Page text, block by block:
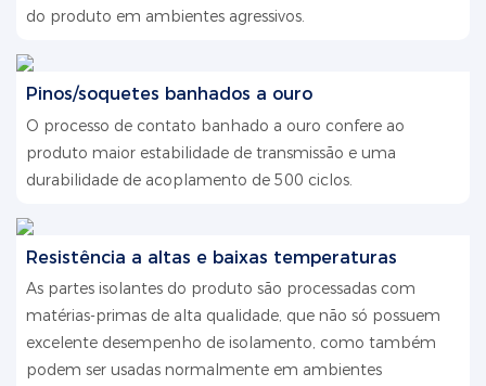
do produto em ambientes agressivos.
Pinos/soquetes banhados a ouro
O processo de contato banhado a ouro confere ao
produto maior estabilidade de transmissão e uma
durabilidade de acoplamento de 500 ciclos.
Resistência a altas e baixas temperaturas
As partes isolantes do produto são processadas com
matérias-primas de alta qualidade, que não só possuem
excelente desempenho de isolamento, como também
podem ser usadas normalmente em ambientes